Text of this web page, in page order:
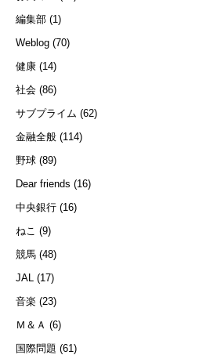
編集部 (1)
Weblog (70)
健康 (14)
社会 (86)
サブプライム (62)
金融全般 (114)
野球 (89)
Dear friends (16)
中央銀行 (16)
ねこ (9)
競馬 (48)
JAL (17)
音楽 (23)
Ｍ＆Ａ (6)
国際問題 (61)